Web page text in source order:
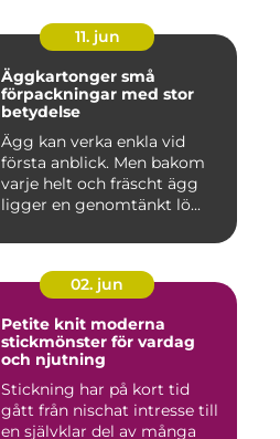
11. jun
Äggkartonger små
förpackningar med stor
betydelse
Ägg kan verka enkla vid
första anblick. Men bakom
varje helt och fräscht ägg
ligger en genomtänkt lö...
02. jun
Petite knit moderna
stickmönster för vardag
och njutning
Stickning har på kort tid
gått från nischat intresse till
en självklar del av många